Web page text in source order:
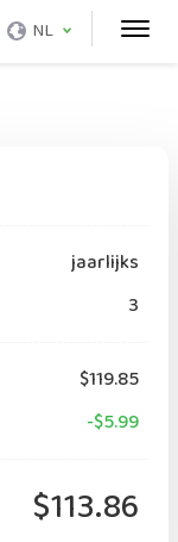
NL
jaarlijks
3
$119.85
-$5.99
$113.86